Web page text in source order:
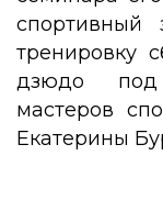
тренировку
дзюдо под
мастеров
Екатерины